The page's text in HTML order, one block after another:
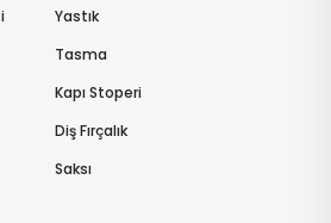
Yastık
Tasma
Kapı Stoperi
Diş Fırçalık
Saksı